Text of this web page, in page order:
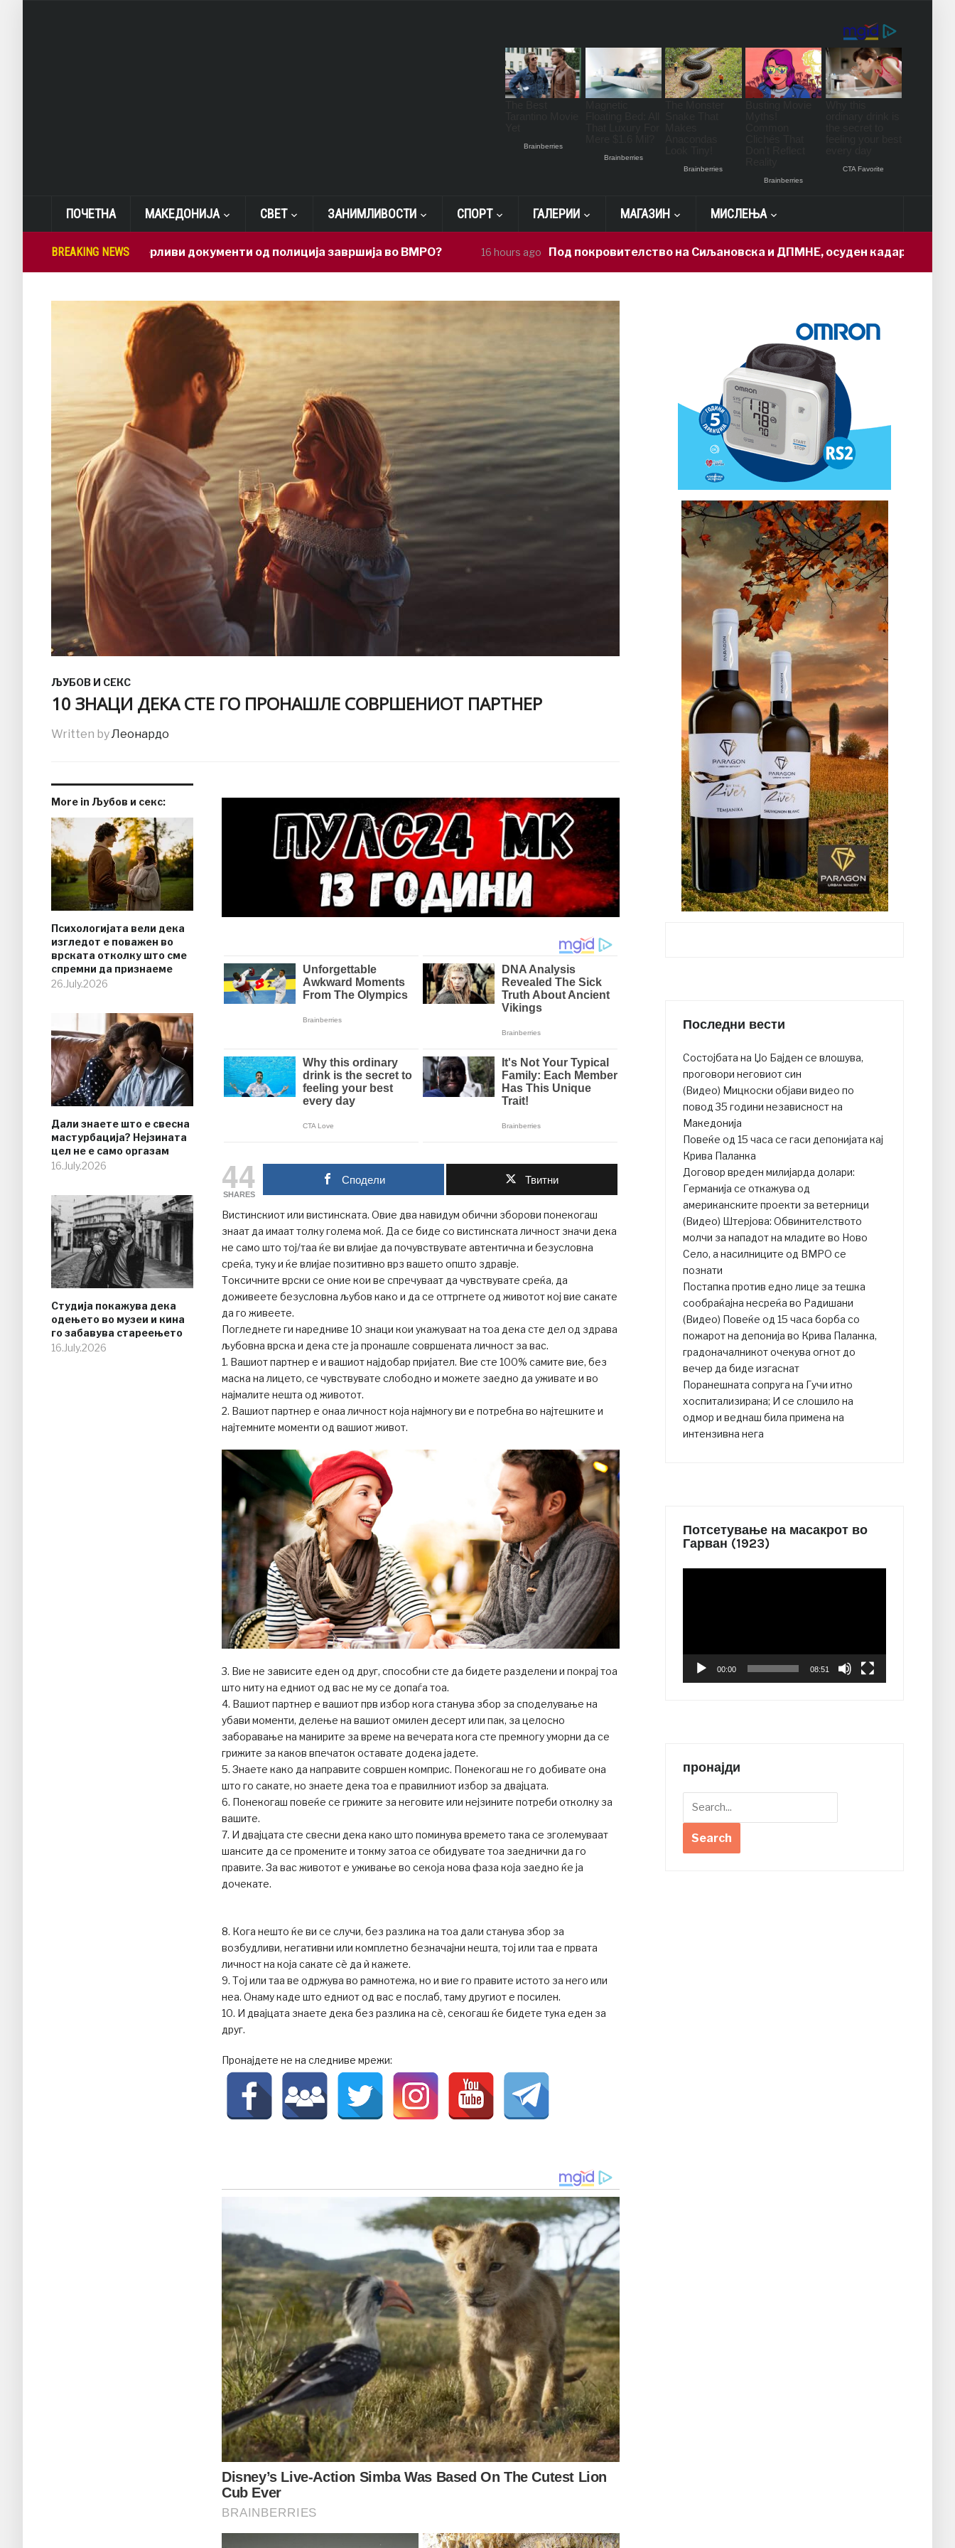
ПОЧЕТНА МАКЕДОНИЈА СВЕТ ЗАНИМЛИВОСТИ СПОРТ ГАЛЕРИИ МАГАЗИН МИСЛЕЊА
BREAKING NEWS
Како доверливи документи од полиција завршија во ВМРО? 16 hours ago Под покровителство на Сиљановска и ДПМНЕ, осуден кадар доби „државна
ЉУБОВ И СЕКС
10 ЗНАЦИ ДЕКА СТЕ ГО ПРОНАШЛЕ СОВРШЕНИОТ ПАРТНЕР
Written byЛеонардо
More in Љубов и секс:
Психологијата вели дека
изгледот е поважен во
врската отколку што сме
спремни да признаеме
26.July.2026
Дали знаете што е свесна
мастурбација? Нејзината
цел не е само оргазам
16.July.2026
Студија покажува дека
одењето во музеи и кина
го забавува стареењето
16.July.2026
44
SHARES
Сподели Твитни
Вистинскиот или вистинската. Овие два навидум обични зборови понекогаш
знаат да имаат толку голема моќ. Да се биде со вистинската личност значи дека
не само што тој/таа ќе ви влијае да почувствувате автентична и безусловна
среќа, туку и ќе влијае позитивно врз вашето општо здравје.
Токсичните врски се оние кои ве спречуваат да чувствувате среќа, да
доживеете безусловна љубов како и да се оттргнете од животот кој вие сакате
да го живеете.
Погледнете ги наредниве 10 знаци кои укажуваат на тоа дека сте дел од здрава
љубовна врска и дека сте ја пронашле совршената личност за вас.
1. Вашиот партнер е и вашиот најдобар пријател. Вие сте 100% самите вие, без
маска на лицето, се чувствувате слободно и можете заедно да уживате и во
најмалите нешта од животот.
2. Вашиот партнер е онаа личност која најмногу ви е потребна во најтешките и
најтемните моменти од вашиот живот.
3. Вие не зависите еден од друг, способни сте да бидете разделени и покрај тоа
што ниту на едниот од вас не му се допаѓа тоа.
4. Вашиот партнер е вашиот прв избор кога станува збор за споделување на
убави моменти, делење на вашиот омилен десерт или пак, за целосно
заборавање на манирите за време на вечерата кога сте премногу уморни да се
грижите за каков впечаток оставате додека јадете.
5. Знаете како да направите совршен комприс. Понекогаш не го добивате она
што го сакате, но знаете дека тоа е правилниот избор за двајцата.
6. Понекогаш повеќе се грижите за неговите или нејзините потреби отколку за
вашите.
7. И двајцата сте свесни дека како што поминува времето така се зголемуваат
шансите да се промените и токму затоа се обидувате тоа заеднички да го
правите. За вас животот е уживање во секоја нова фаза која заедно ќе ја
дочекате.
8. Кога нешто ќе ви се случи, без разлика на тоа дали станува збор за
возбудливи, негативни или комплетно безначајни нешта, тој или таа е првата
личност на која сакате сè да ѝ кажете.
9. Тој или таа ве одржува во рамнотежа, но и вие го правите истото за него или
неа. Онаму каде што едниот од вас е послаб, таму другиот е посилен.
10. И двајцата знаете дека без разлика на сè, секогаш ќе бидете тука еден за
друг.
Пронајдете не на следниве мрежи:
Последни вести
Состојбата на Џо Бајден се влошува,
проговори неговиот син
(Видео) Мицкоски објави видео по
повод 35 години независност на
Македонија
Повеќе од 15 часа се гаси депонијата кај
Крива Паланка
Договор вреден милијарда долари:
Германија се откажува од
американските проекти за ветерници
(Видео) Штерјова: Обвинителството
молчи за нападот на младите во Ново
Село, а насилниците од ВМРО се
познати
Постапка против едно лице за тешка
сообраќајна несреќа во Радишани
(Видео) Повеќе од 15 часа борба со
пожарот на депонија во Крива Паланка,
градоначалникот очекува огнот до
вечер да биде изгаснат
Поранешната сопруга на Гучи итно
хоспитализирана; И се слошило на
одмор и веднаш била примена на
интензивна нега
Потсетување на масакрот во
Гарван (1923)
00:00 08:51
пронајди